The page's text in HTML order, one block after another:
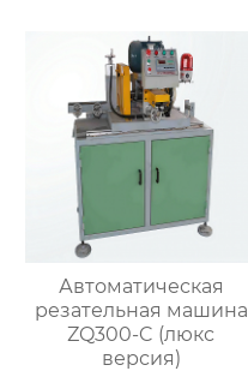
клапанов
Автоматическая
резательная машина
ZQ300-C (люкс
версия)